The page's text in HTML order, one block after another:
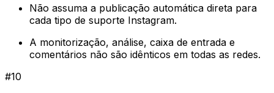
Não assuma a publicação automática direta para
cada tipo de suporte Instagram.
A monitorização, análise, caixa de entrada e
comentários não são idênticos em todas as redes.
#10